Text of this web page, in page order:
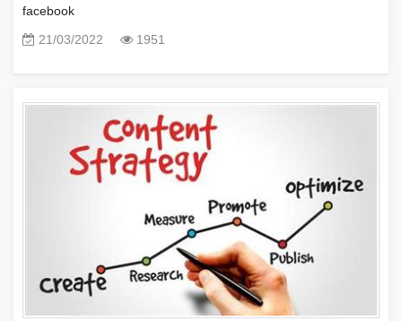
facebook
21/03/2022
1951